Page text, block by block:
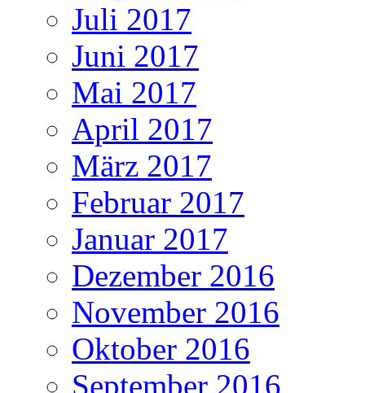
Juli 2017
Juni 2017
Mai 2017
April 2017
März 2017
Februar 2017
Januar 2017
Dezember 2016
November 2016
Oktober 2016
September 2016